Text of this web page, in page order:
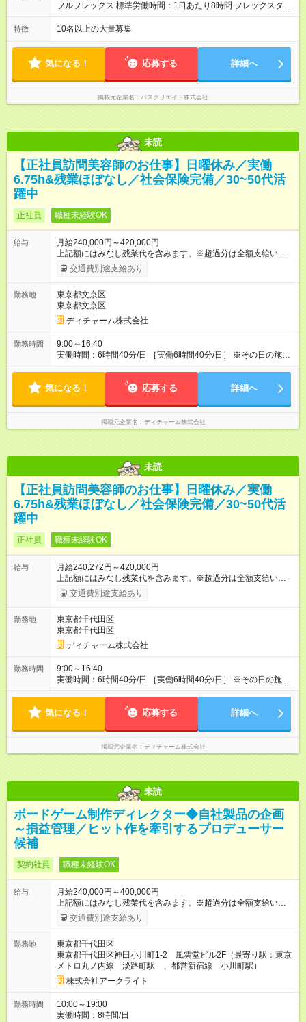
フルフレックス 標準労働時間：1日あたり8時間 フレックスタイ
ム制（標準労働時間8時間） フレキシブルタイム/定めなし コア
タイム/定めなし 標準的な勤務例/9:00～18:00 ※研修期間中は
特徴 10名以上の大量募集
気になる！ 応募する 詳細へ
掲載元企業名 パスクリエイト株式会社
未読
【正社員訪問美容師のお仕事】日曜休み／実働
6.75h&残業ほぼなし／社会保険完備／30~50代活
躍中
正社員 職種未経験OK
給与
月給240,000円～420,000円
上記額にはみなし残業代を含みます。※超過分は全額支給いたし
ます。 みなし残業代 56,772円／月 みなし残業時間 41.5時間／
月 【みなし残業について】 みなし残業には帰宅時間と帰宅後の
働がなくても固定の手当としてお支払いしています。 施設での
稼働が長引いた場合、その分の残業代をお支払いいたします。
【モデル年収】 入社2年目/チーフスタイリスト/40代：29万円
（週5日勤務、担当業務手当含む） 入社4年目/チームリーダ
ー/50代：35万円（週5日勤務、自家用車手当、担当業務手当含
む） 入社12年目/エリアマネージャー/40代：55万円（週6日勤
昇給あり 【各種手当】 土曜手当：1，000円、祝日手当：2，
000円 自家用車手当：25，000～35，000円（居住地域によ
る）、遠距離手当：移動距離・移動方法に応じて支給 各種担当
業務手当：担当業務・エリアに応じて支給 その他手当（通信手
当、アサイン協力手当、教育担当手当など） 【試用期間】試用
期間あり 試用期間の長さ：3ヶ月 雇用形態、給与は本採用時と
交通費別途支給あり
勤務地
東京都文京区
東京都文京区
ディチャーム株式会社
勤務時間
9:00～16:40
実働時間：6時間40分/日 ［実働6時間40分/日］ ※その日の施術
が早く終わった場合早めに帰宅できます。早めに帰宅の場合も
10時間程度、介護施設への訪問となるので遅くとも18時頃には
気になる！ 応募する 詳細へ
掲載元企業名 ディチャーム株式会社
未読
【正社員訪問美容師のお仕事】日曜休み／実働
6.75h&残業ほぼなし／社会保険完備／30~50代活
躍中
正社員 職種未経験OK
給与
月給240,272円～420,000円
上記額にはみなし残業代を含みます。※超過分は全額支給いたし
ます。 みなし残業代 56,772円／月 みなし残業時間 41.5時間／
月 【みなし残業について】 みなし残業には帰宅時間と帰宅後の
働がなくても固定の手当としてお支払いしています。 施設での
稼働が長引いた場合、その分の残業代をお支払いいたします。
【モデル年収】 入社2年目/チーフスタイリスト/40代：29万円
（週5日勤務、担当業務手当含む） 入社4年目/チームリーダ
ー/50代：35万円（週5日勤務、自家用車手当、担当業務手当含
む） 入社12年目/エリアマネージャー/40代：55万円（週6日勤
昇給あり 【各種手当】 土曜手当：1，000円、祝日手当：2，
000円 自家用車手当：25，000～35，000円（居住地域によ
る）、遠距離手当：移動距離・移動方法に応じて支給 各種担当
業務手当：担当業務・エリアに応じて支給 その他手当（通信手
当、アサイン協力手当、教育担当手当など） 【試用期間】試用
期間あり 試用期間の長さ：3ヶ月 雇用形態、給与は本採用時と
交通費別途支給あり
勤務地
東京都千代田区
東京都千代田区
ディチャーム株式会社
勤務時間
9:00～16:40
実働時間：6時間40分/日 ［実働6時間40分/日］ ※その日の施術
が早く終わった場合早めに帰宅できます。早めに帰宅の場合も
10時間程度、介護施設への訪問となるので遅くとも18時頃には
気になる！ 応募する 詳細へ
掲載元企業名 ディチャーム株式会社
未読
ボードゲーム制作ディレクター◆自社製品の企画
～損益管理／ヒット作を牽引するプロデューサー
候補
契約社員 職種未経験OK
給与
月給240,000円～400,000円
上記額にはみなし残業代を含みます。※超過分は全額支給いたし
ます。 みなし残業代 32,100円 ～ 53,500円／月 みなし残業時
間 20時間／月 【試用期間】試用期間なし
交通費別途支給あり
勤務地
東京都千代田区
東京都千代田区神田小川町1-2 風雲堂ビル2F（最寄り駅：東京
メトロ丸ノ内線 淡路町駅 、都営新宿線 小川町駅）
株式会社アークライト
勤務時間
10:00～19:00
実働時間：8時間/日